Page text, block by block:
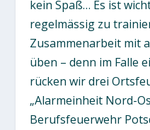
kein Spaß… Es ist
regelmässig zu
Zusammenarbeit mit
üben – denn im Falle
rücken wir drei
„Alarmeinheit Nord-
Berufsfeuerwehr